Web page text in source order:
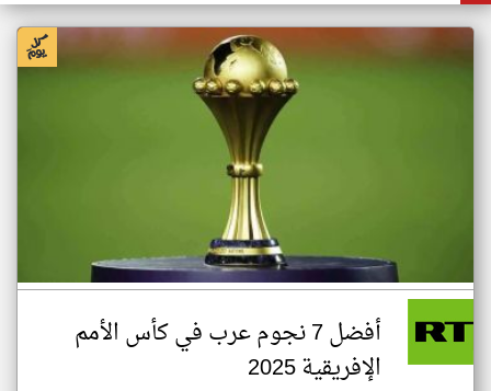
أفضل 7 نجوم عرب في كأس الأمم
الإفريقية 2025